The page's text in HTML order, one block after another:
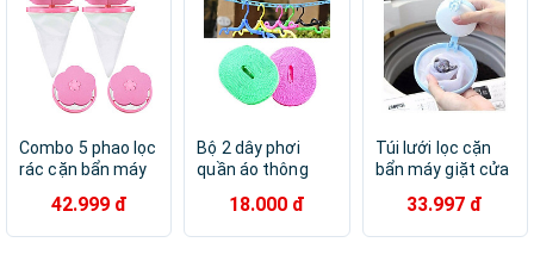
Combo 5 phao lọc
rác cặn bẩn máy
giặt giúp sạch
hơn tăng tuổi thọ
42.999 đ
Bộ 2 dây phơi
quần áo thông
18.000 đ
Túi lưới lọc cặn
bẩn máy giặt cửa
Hàng nội địa Nhật
33.997 đ